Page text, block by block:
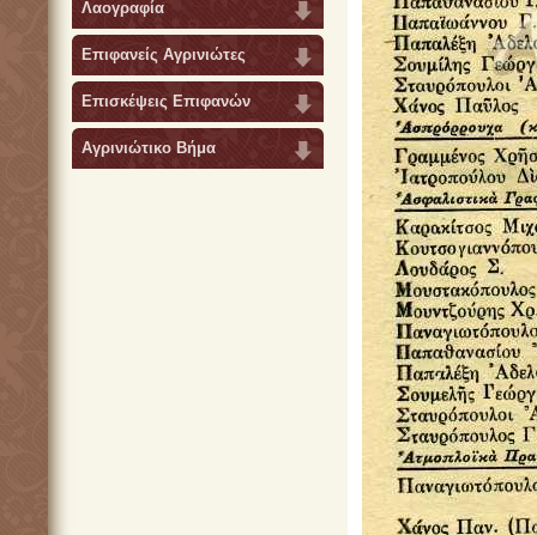
Λαογραφία
Επιφανείς Αγρινιώτες
Επισκέψεις Επιφανών
Αγρινιώτικο Βήμα